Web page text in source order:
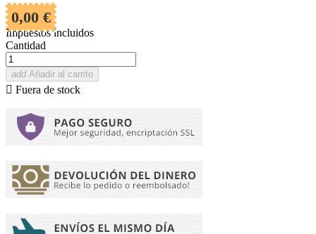
0,00 €
Impuestos incluidos
Cantidad
add Añadir al carrito
 Fuera de stock